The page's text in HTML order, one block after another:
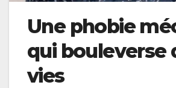
Une phobie
qui bouleverse
vies